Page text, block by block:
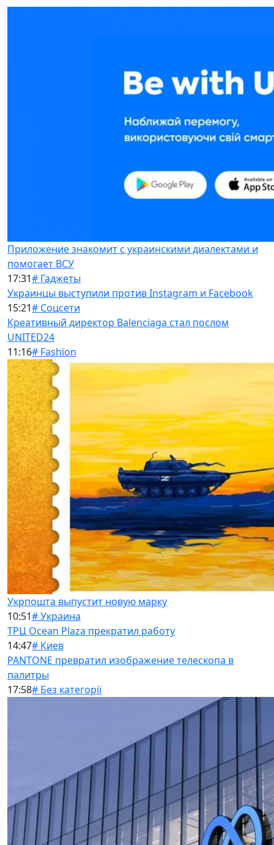
Приложение знакомит с украинскими диалектами и
помогает ВСУ
17:31# Гаджеты
Украинцы выступили против Instagram и Facebook
15:21# Соцсети
Креативный директор Balenciaga стал послом
UNITED24
11:16# Fashion
Укрпошта выпустит новую марку
10:51# Украина
ТРЦ Ocean Plaza прекратил работу
14:47# Киев
PANTONE превратил изображение телескопа в
палитры
17:58# Без категорії